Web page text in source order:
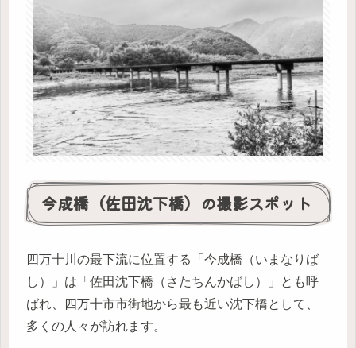
今成橋（佐田沈下橋）の撮影スポット
四万十川の最下流に位置する「今成橋（いまなりば
し）」は「佐田沈下橋（さたちんかばし）」とも呼
ばれ、四万十市市街地から最も近い沈下橋として、
多くの人々が訪れます。